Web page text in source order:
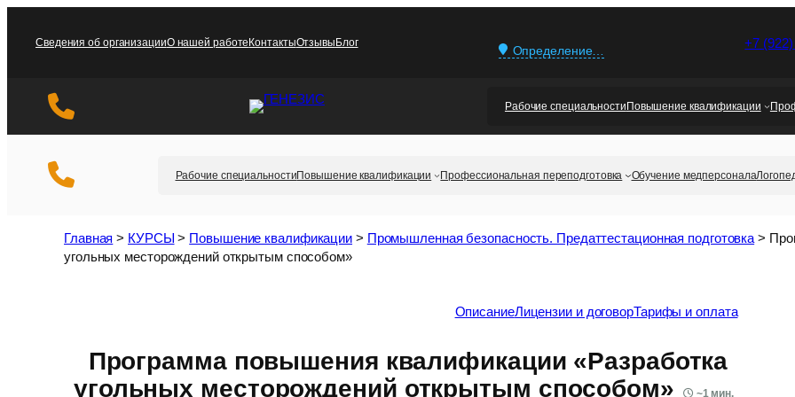
содержимому
Сведения об организацииО нашей работе КонтактыОтзывы Блог
Определение…
+7
Рабочие специальности Повышение квалификации
Рабочие специальностиПовышение квалификации Профессиональная переподготовка Обучение медперсонала
Главная > КУРСЫ > Повышение квалификации > Промышленная безопасность. Предаттестационная подготовка >
угольных месторождений открытым способом»
ОписаниеЛицензии и договорТарифы и оплата
Программа повышения квалификации «Разработка
угольных месторождений открытым способом»
~1мин.